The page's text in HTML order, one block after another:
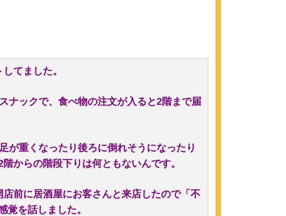
てました。
ナックで、食べ物の注文が入ると2階まで届
が重くなったり後ろに倒れそうになったり
からの階段下りは何ともないんです。
前に居酒屋にお客さんと来店したので「不
を話しました。